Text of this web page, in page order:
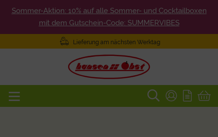
Sommer-Aktion: 10% auf alle Sommer- und Cocktailboxen
mit dem Gutschein-Code: SUMMERVIBES
Lieferung am nächsten Werktag